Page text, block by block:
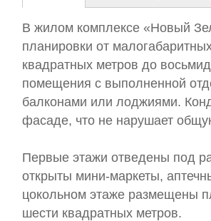
В жилом комплексе «Новый
планировки от
квадратных метров до
помещения с выполненной
балконами или лоджиями.
фасаде, что не нарушает
Первые этажи отведены под
открыты мини-маркеты,
цокольном этаже размещены
шести квадратных метров.